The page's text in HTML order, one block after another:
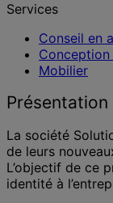
Services
Conseil en
Mobilier
Présentation
La société
de leurs
L’objectif de ce
identité à